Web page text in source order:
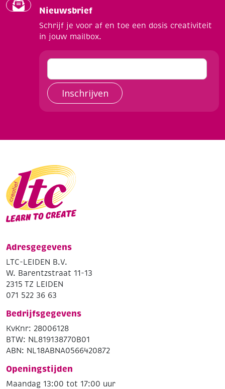
Nieuwsbrief
Schrijf je voor af en toe een dosis creativiteit
in jouw mailbox.
Inschrijven
Adresgegevens
LTC-LEIDEN B.V.
W. Barentzstraat 11-13
2315 TZ LEIDEN
071 522 36 63
Bedrijfsgegevens
KvKnr: 28006128
BTW: NL819138770B01
ABN: NL18ABNA0566420872
Openingstijden
Maandag 13:00 tot 17:00 uur